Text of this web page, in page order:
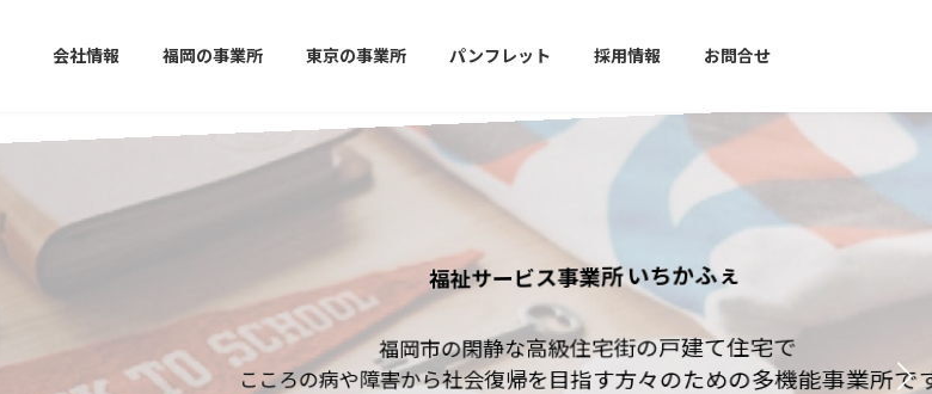
会社情報 福岡の事業所 東京の事業所 パンフレット 採用情報 お問合せ
福祉サービス事業所 いちかふぇ
福岡市の閑静な高級住宅街の戸建て住宅で
こころの病や障害から社会復帰を目指す方々のための多機能事業所です。